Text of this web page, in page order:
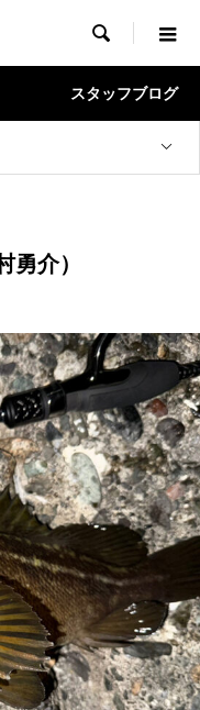

スタッフブログ
勇介）